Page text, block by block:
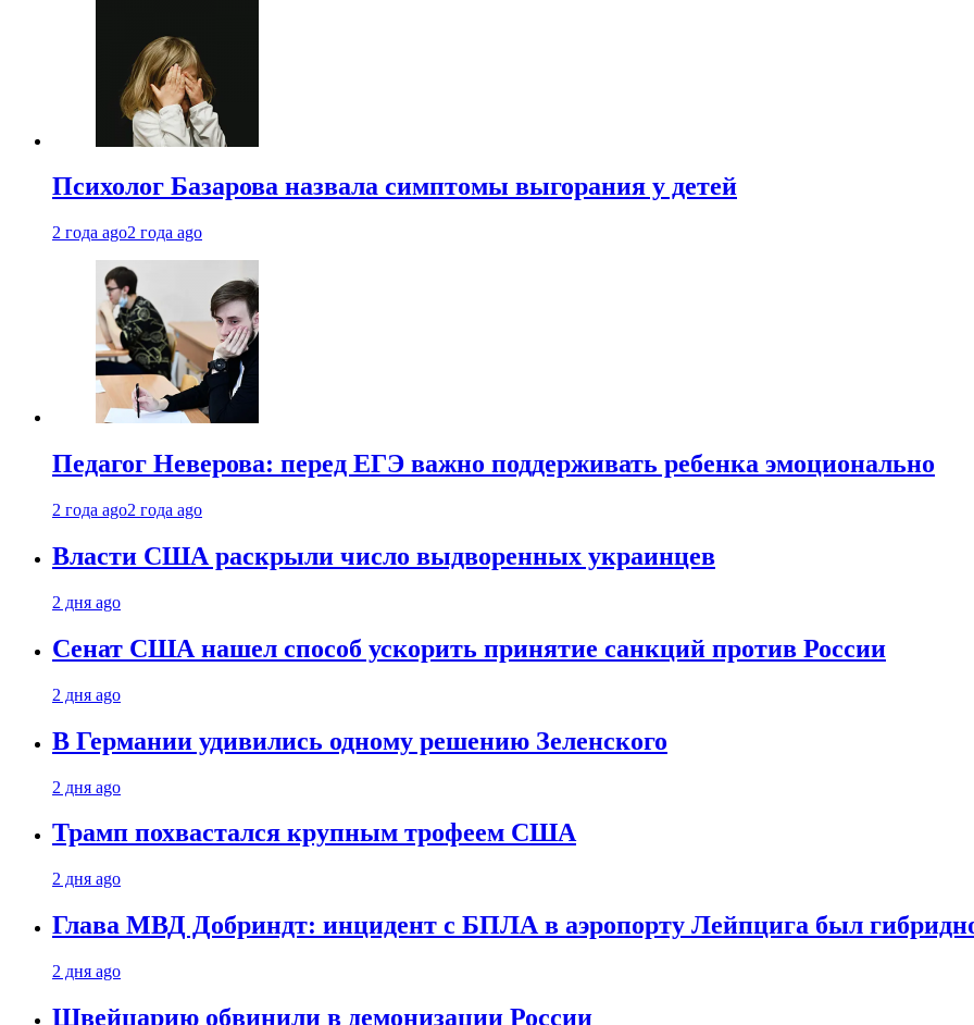
Психолог Базарова назвала симптомы выгорания у детей
2 года ago2 года ago
Педагог Неверова: перед ЕГЭ важно поддерживать ребенка эмоционально
2 года ago2 года ago
Власти США раскрыли число выдворенных украинцев
2 дня ago
Сенат США нашел способ ускорить принятие санкций против России
2 дня ago
В Германии удивились одному решению Зеленского
2 дня ago
Трамп похвастался крупным трофеем США
2 дня ago
Глава МВД Добриндт: инцидент с БПЛА в аэропорту Лейпцига был
2 дня ago
Швейцарию обвинили в демонизации России